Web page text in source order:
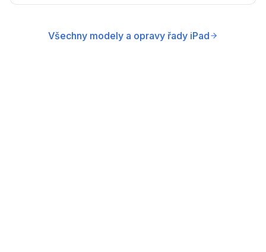
Všechny modely a opravy řady iPad